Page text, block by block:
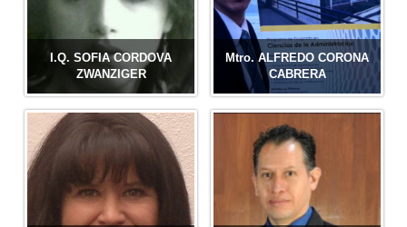
I.Q. SOFIA CORDOVA
ZWANZIGER
Mtro. ALFREDO CORONA
CABRERA